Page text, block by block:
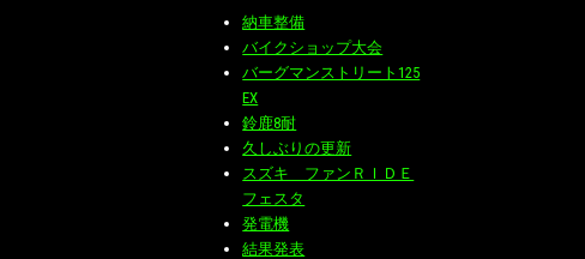
納車整備
バイクショップ大会
バーグマンストリート125
EX
鈴鹿8耐
久しぶりの更新
スズキ ファンＲＩＤＥ
フェスタ
発電機
結果発表